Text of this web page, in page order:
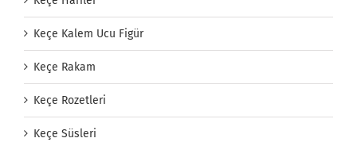
Keçe Kalem Ucu Figür
Keçe Rakam
Keçe Rozetleri
Keçe Süsleri